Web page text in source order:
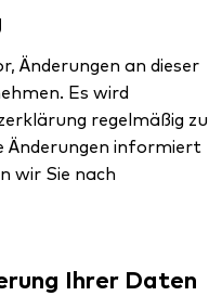
Änderungen an dieser
Es wird
regelmäßig zu
Änderungen informiert
wir Sie nach
Ihrer Daten